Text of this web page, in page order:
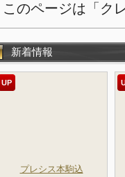
このページは「ク
新着情報
UP
プレシス本駒込